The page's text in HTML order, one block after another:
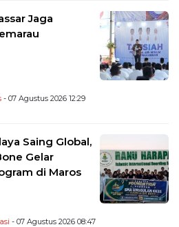
Jaga
- 07 Agustus 2026 12:29
Saing Global,
Gelar
di Maros
- 07 Agustus 2026 08:47